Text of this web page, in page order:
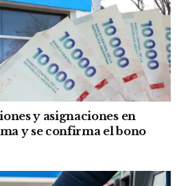
y asignaciones en
y se confirma el bono